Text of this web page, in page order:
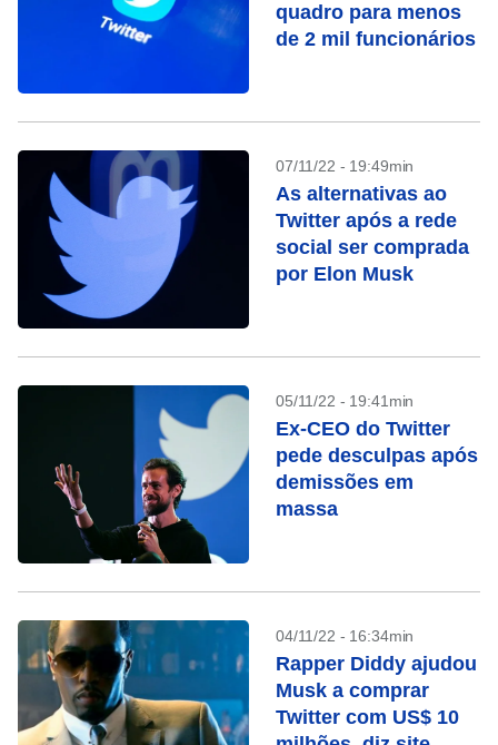
quadro para menos
de 2 mil funcionários
07/11/22 - 19:49min
As alternativas ao
Twitter após a rede
social ser comprada
por Elon Musk
05/11/22 - 19:41min
Ex-CEO do Twitter
pede desculpas após
demissões em
massa
04/11/22 - 16:34min
Rapper Diddy ajudou
Musk a comprar
Twitter com US$ 10